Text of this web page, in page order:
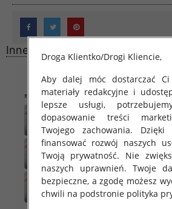
Inne produktyDroga Klientko/Drogi Kliencie,
Aby dalej móc dostarczać
materiały redakcyjne i
lepsze usługi,
dopasowanie treści
Twojego zachowania.
finansować rozwój naszych
Twoją prywatność. Nie
naszych uprawnień. Twoje
bezpieczne, a zgodę możesz
chwili na podstronie polityka